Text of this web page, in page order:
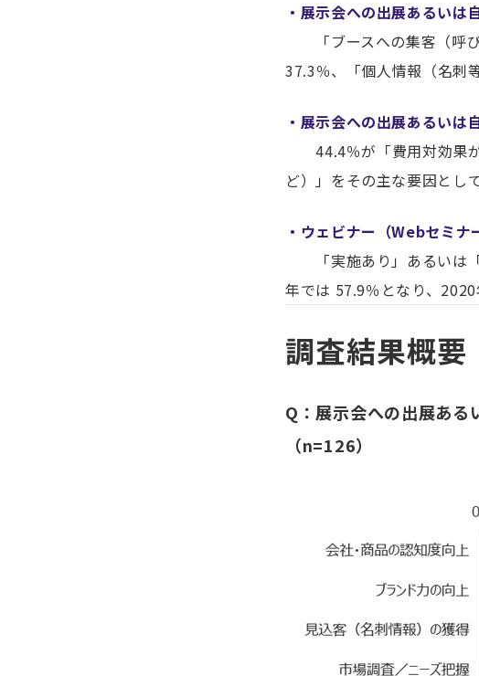
・展示会への出展あるいは
「ブースへの集客（呼び
37.3％、「個人情報（名刺
・展示会への出展あるいは
44.4％が「費用対効果が
ど）」をその主な要因とし
・ウェビナー（Webセミナ
「実施あり」あるいは「
年では 57.9％となり、
調査結果概要
Q：展示会への出展ある
（n=126）